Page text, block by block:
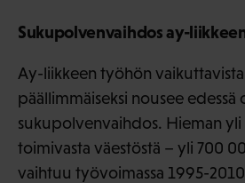
Sukupolvenvaihdos ay-
Ay-liikkeen työhön
päällimmäiseksi nousee edessä
sukupolvenvaihdos. Hieman
toimivasta väestöstä – yli 700
vaihtuu työvoimassa 1995-